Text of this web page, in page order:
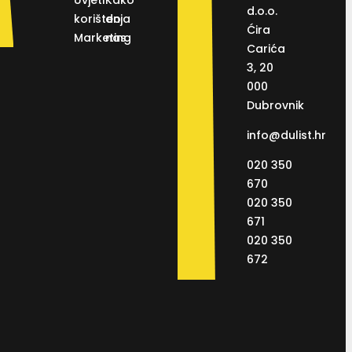
korištenja
Marketing
do
nas
d.o.o.
Ćira
Carića
3, 20
000
Dubrovnik
info@dulist.hr
020 350
670
020 350
671
020 350
672